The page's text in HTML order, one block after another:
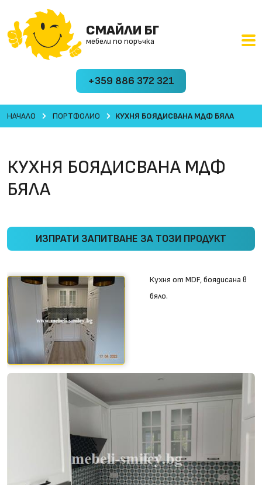
СМАЙЛИ БГ
мебели по поръчка
+359 886 372 321
НАЧАЛО ПОРТФОЛИО КУХНЯ БОЯДИСВАНА МДФ БЯЛА
КУХНЯ БОЯДИСВАНА МДФ
БЯЛА
ИЗПРАТИ ЗАПИТВАНЕ ЗА ТОЗИ ПРОДУКТ
Кухня от MDF, боядисана в
бяло.